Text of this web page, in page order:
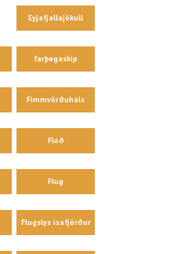
Eyjafjallajökull
farþegaskip
Fimmvörðuháls
Flóð
Flug
Flugslys ísafjörður